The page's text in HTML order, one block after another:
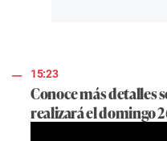
15:23
Conoce más detalles
realizará el domingo